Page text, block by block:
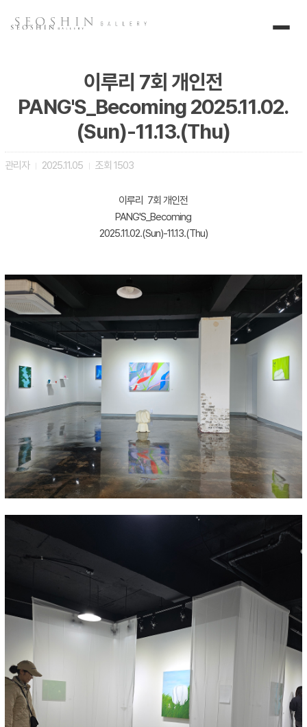
이루리 7회 개인전
PANG'S_Becoming 2025.11.02.
(Sun)-11.13.(Thu)
관리자 2025.11.05 조회 1503
이루리 7회 개인전
PANG'S_Becoming
2025.11.02.(Sun)-11.13.(Thu)